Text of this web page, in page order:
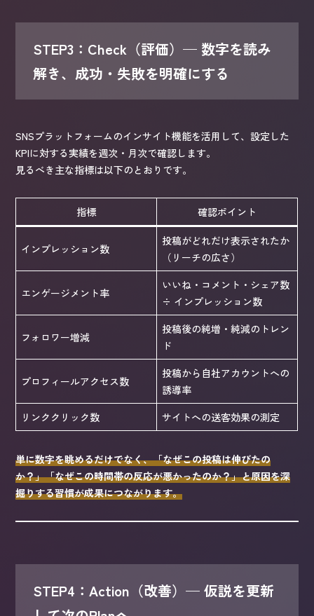
STEP3：Check（評価）— 数字を読み
解き、成功・失敗を明確にする
SNSプラットフォームのインサイト機能を活用して、設定した
KPIに対する実績を週次・月次で確認します。
見るべき主な指標は以下のとおりです。
指標 確認ポイント
インプレッション数
投稿がどれだけ表示されたか
（リーチの広さ）
エンゲージメント率
いいね・コメント・シェア数
÷ インプレッション数
フォロワー増減
投稿後の純増・純減のトレン
ド
プロフィールアクセス数
投稿から自社アカウントへの
誘導率
リンククリック数
サイトへの送客効果の測定
単に数字を眺めるだけでなく、「なぜこの投稿は伸びたの
か？」「なぜこの時間帯の反応が悪かったのか？」と原因を深
掘りする習慣が成果につながります。
STEP4：Action（改善）— 仮説を更新